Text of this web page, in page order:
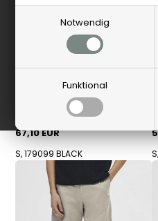
Notwendig
Funktional
Selected - Slim Regular Finn
Flex Shorts - Black
67,10 EUR
S, 179099 BLACK